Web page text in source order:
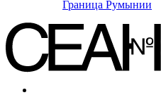
Граница Румынии